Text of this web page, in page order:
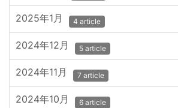
2025年1月 4 article
2024年12月 5 article
2024年11月 7 article
2024年10月 6 article